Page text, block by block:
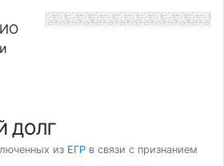
ДОЛГ
из ЕГР в связи с признанием